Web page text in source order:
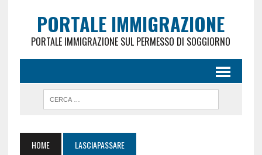
PORTALE IMMIGRAZIONE
PORTALE IMMIGRAZIONE SUL PERMESSO DI SOGGIORNO
HOME LASCIAPASSARE